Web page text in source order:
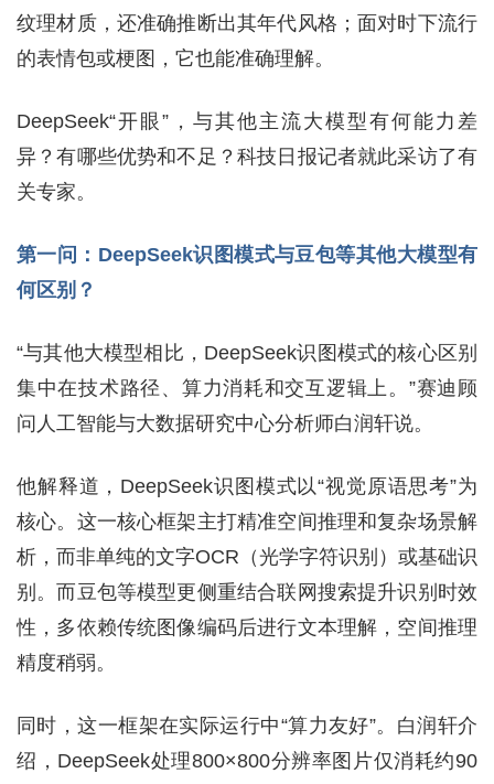
纹理材质，还准确推断出其年代风格；面对时下流行
的表情包或梗图，它也能准确理解。
DeepSeek“开眼”，与其他主流大模型有何能力差
异？有哪些优势和不足？科技日报记者就此采访了有
关专家。
第一问：DeepSeek识图模式与豆包等其他大模型有
何区别？
“与其他大模型相比，DeepSeek识图模式的核心区别
集中在技术路径、算力消耗和交互逻辑上。”赛迪顾
问人工智能与大数据研究中心分析师白润轩说。
他解释道，DeepSeek识图模式以“视觉原语思考”为
核心。这一核心框架主打精准空间推理和复杂场景解
析，而非单纯的文字OCR（光学字符识别）或基础识
别。而豆包等模型更侧重结合联网搜索提升识别时效
性，多依赖传统图像编码后进行文本理解，空间推理
精度稍弱。
同时，这一框架在实际运行中“算力友好”。白润轩介
绍，DeepSeek处理800×800分辨率图片仅消耗约90